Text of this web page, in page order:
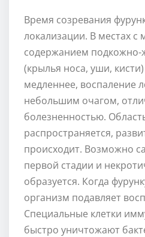
Время созревания
локализации. В местах с
содержанием подкожно-
(крылья носа, уши,
медленнее, воспаление
небольшим очагом,
болезненностью.
распространяется,
происходит. Возможно
первой стадии и
образуется. Когда
организм подавляет
Специальные клетки
быстро уничтожают